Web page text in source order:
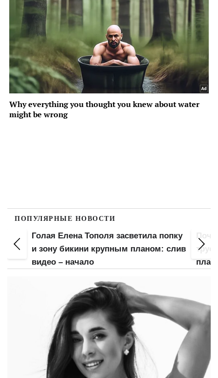
ПОПУЛЯРНЫЕ НОВОСТИ
Почти голая Леся Никитюк спустила
трусы и засветила грудь крупным
планом
нее